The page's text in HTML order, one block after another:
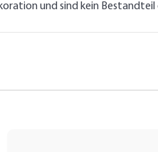
und sind kein Bestandteil